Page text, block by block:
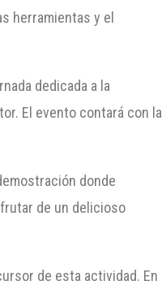
herramientas y el
dedicada a la
El evento contará con la
donde
de un delicioso
de esta actividad. En